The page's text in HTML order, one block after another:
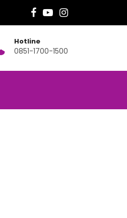
Hotline
0851-1700-1500